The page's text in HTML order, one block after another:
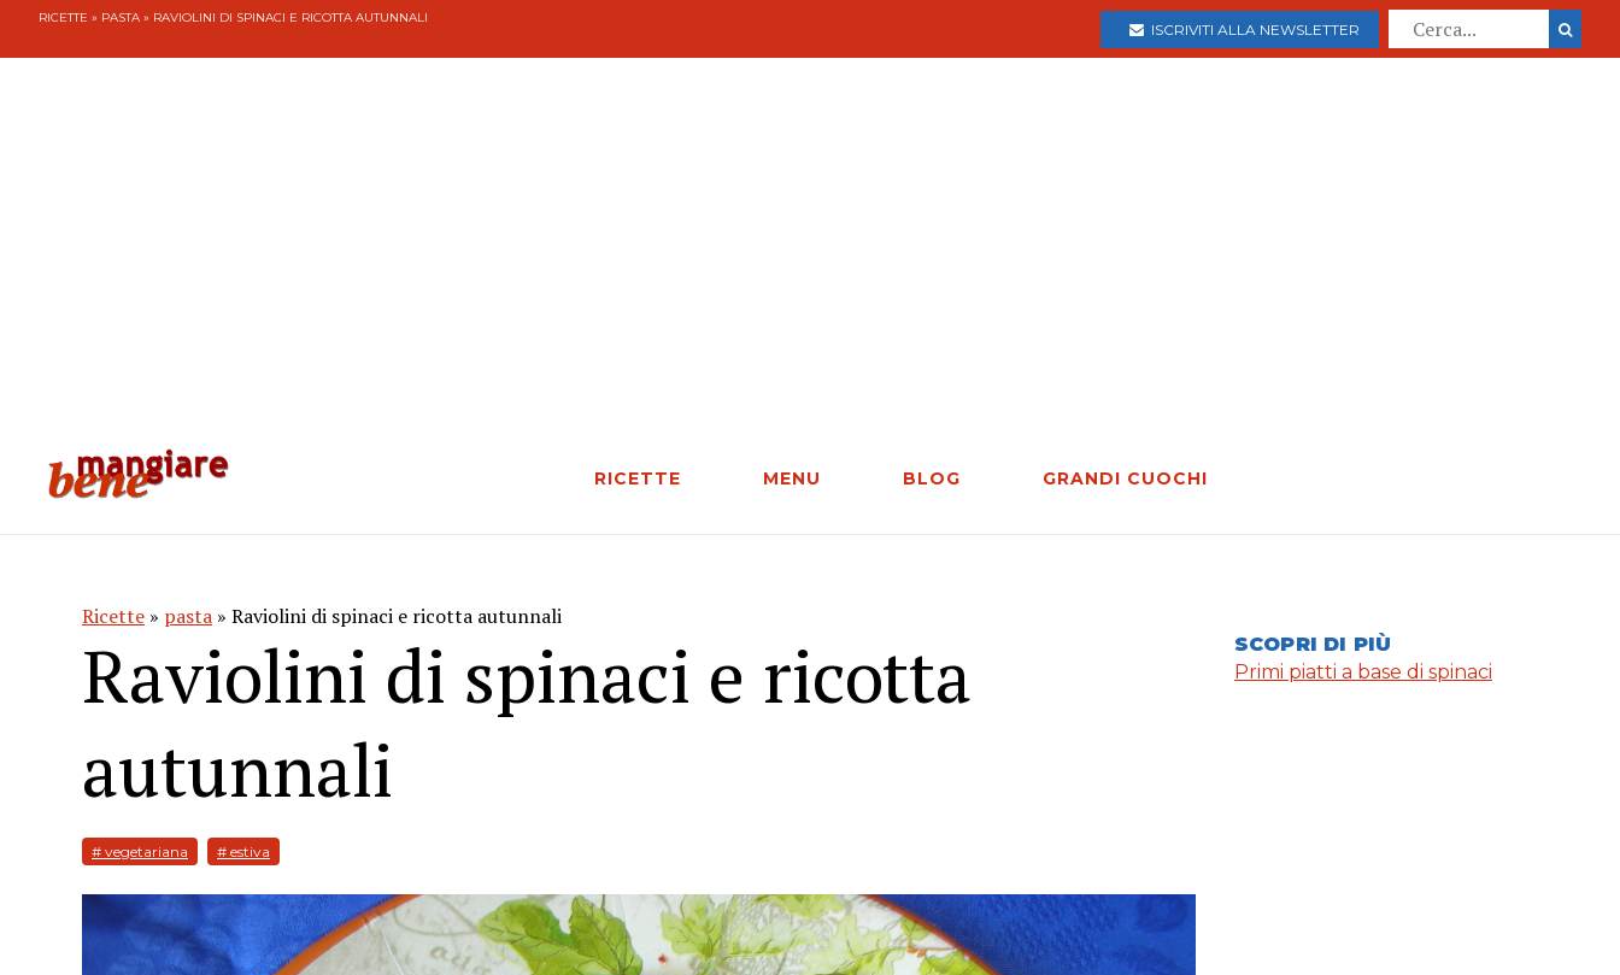
RICETTE » PASTA » RAVIOLINI DI SPINACI E RICOTTA AUTUNNALI
ISCRIVITI ALLA NEWSLETTER
RICETTE MENU BLOG GRANDI CUOCHI
Ricette » pasta » Raviolini di spinaci e ricotta autunnali
Raviolini di spinaci e ricotta
autunnali
# vegetariana # estiva
SCOPRI DI PIÙ
Primi piatti a base di spinaci